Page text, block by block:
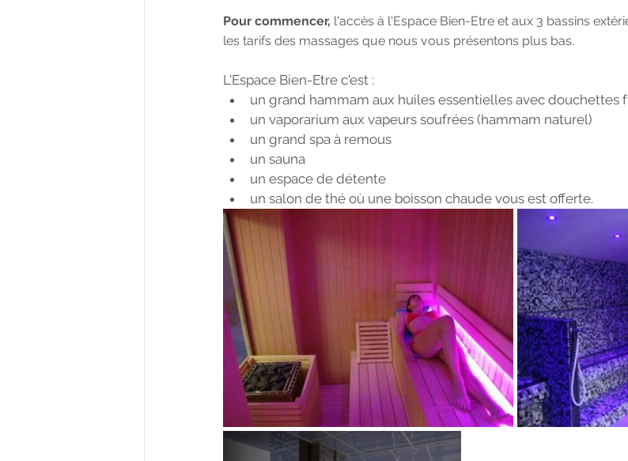
Pour commencer, l'accès à l'Espace Bien-Etre et aux 3 bassins
les tarifs des massages que nous vous présentons plus bas.
L'Espace Bien-Etre c'est :
un grand hammam aux huiles essentielles avec douchettes
un vaporarium aux vapeurs soufrées (hammam naturel)
un grand spa à remous
un sauna
un espace de détente
un salon de thé où une boisson chaude vous est offerte.